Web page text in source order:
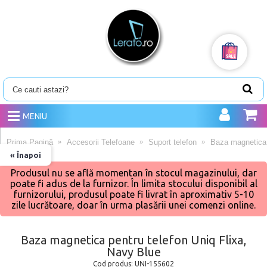
MENIU
« Înapoi
Prima Pagină Accesorii Telefoane Suport telefon Baza
Produsul nu se află momentan în stocul magazinului, dar
poate fi adus de la furnizor. În limita stocului disponibil al
furnizorului, produsul poate fi livrat în aproximativ 5-10
zile lucrătoare, doar în urma plasării unei comenzi online.
Baza magnetica pentru telefon Uniq Flixa,
Navy Blue
Cod produs: UNI-155602